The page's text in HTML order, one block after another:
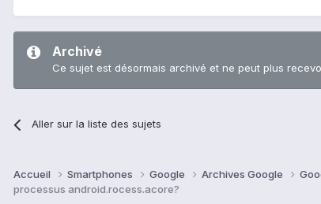
Archivé
Ce sujet est désormais archivé et ne peut plus
Aller sur la liste des sujets
Accueil Smartphones Google Archives Google
processus android.rocess.acore?